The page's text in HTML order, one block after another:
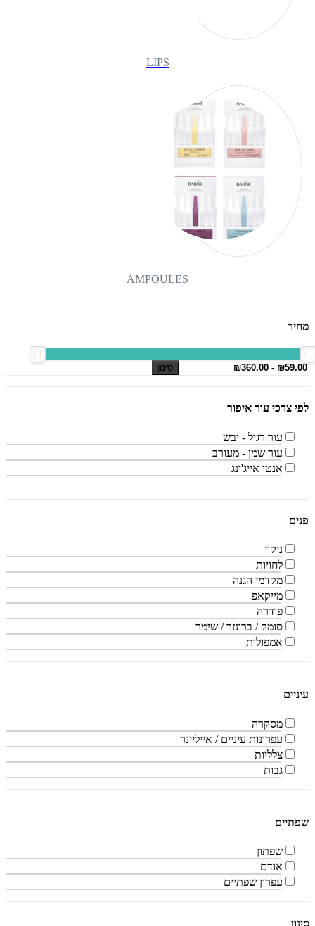
LIPS
AMPOULES
מחיר
סינון
לפי צרכי עור איפור
עור רגיל - יבש
עור שמן - מעורב
אנטי אייג'ינג
פנים
ניקוי
לחויות
מקדמי הגנה
מייקאפ
פודרה
סומק / ברונזר / שימר
אמפולות
עיניים
מסקרה
עפרונות עיניים / אייליינר
צלליות
גבות
שפתיים
שפתון
אודם
עפרון שפתיים
סינון